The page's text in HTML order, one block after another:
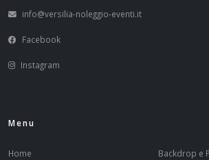
info@versilia-noleggio-eventi.it
Facebook
Instagram
Menu
Home Backdrop e